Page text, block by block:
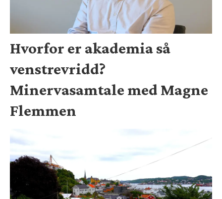
Hvorfor er akademia så
venstrevridd?
Minervasamtale med Magne
Flemmen